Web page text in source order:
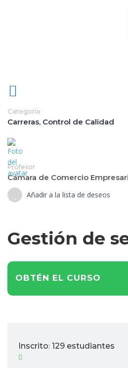
Categoría:
Carreras, Control de Calidad
Profesor
Cámara de Comercio
Añadir a la lista de deseos
Gestión de
OBTÉN EL CURSO
Inscrito: 129 estudiantes